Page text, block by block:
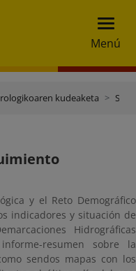
Menú
kudeaketa Segimendurako txostenak eta mapak
y el Reto Demográfico
indicadores y situación de
Hidrográficas
resumen sobre la
sendos mapas con los